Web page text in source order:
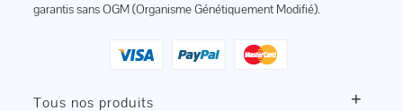
garantis sans OGM (Organisme Génétiquement Modifié).
Tous nos produits +